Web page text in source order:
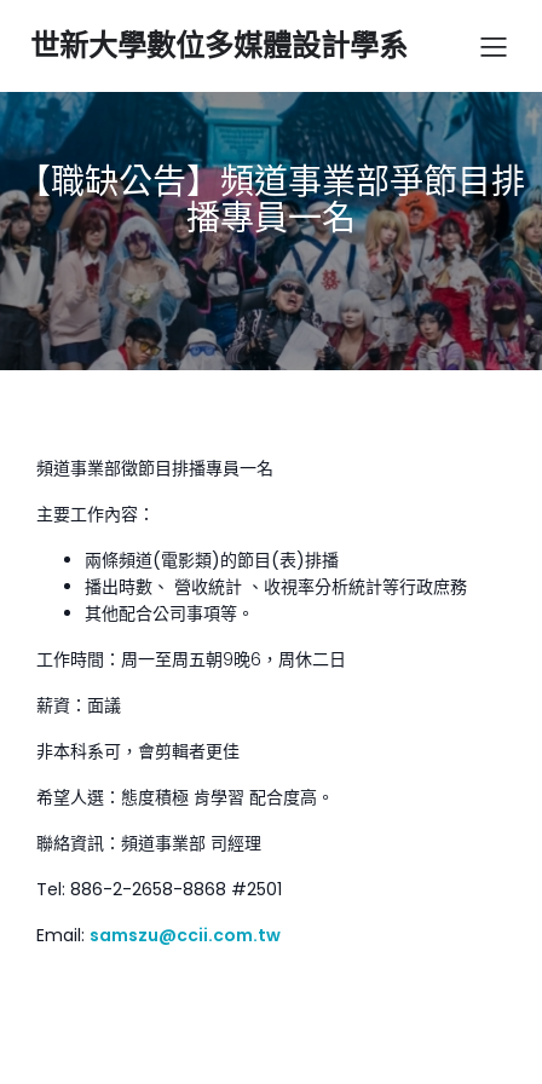
世新大學數位多媒體設計學系
【職缺公告】頻道事業部爭節目排
播專員一名
頻道事業部徵節目排播專員一名
主要工作內容：
兩條頻道(電影類)的節目(表)排播
播出時數、 營收統計 、收視率分析統計等行政庶務
其他配合公司事項等。
工作時間：周一至周五朝9晚6，周休二日
薪資：面議
非本科系可，會剪輯者更佳
希望人選：態度積極 肯學習 配合度高。
聯絡資訊：頻道事業部 司經理
Tel: 886-2-2658-8868 #2501
Email: samszu@ccii.com.tw